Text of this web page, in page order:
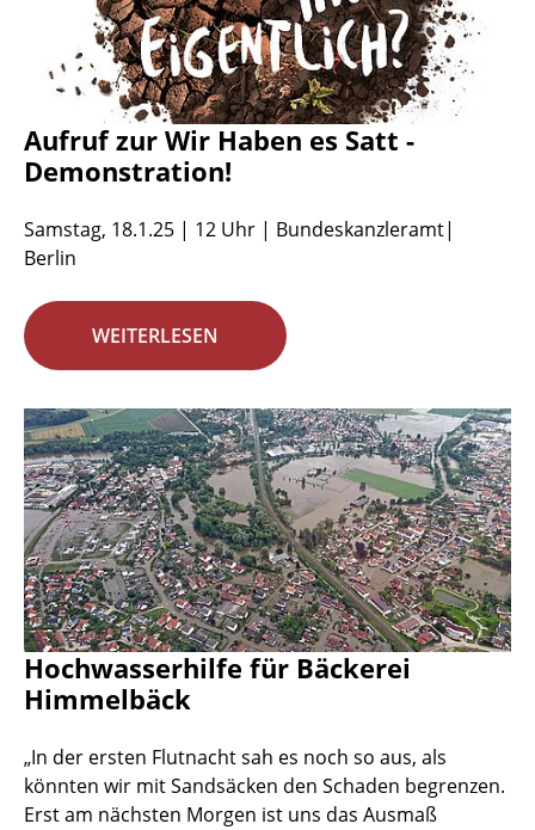
Aufruf zur Wir Haben es Satt -
Demonstration!
Samstag, 18.1.25 | 12 Uhr | Bundeskanzleramt|
Berlin
WEITERLESEN
Hochwasserhilfe für Bäckerei
Himmelbäck
„In der ersten Flutnacht sah es noch so aus, als
könnten wir mit Sandsäcken den Schaden begrenzen.
Erst am nächsten Morgen ist uns das Ausmaß